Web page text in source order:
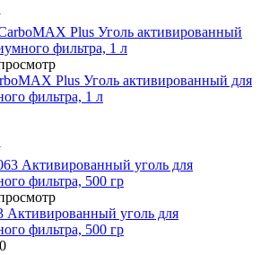
Plus Уголь активированный для
фильтра, 1 л
Активированный уголь для
фильтра, 500 гр